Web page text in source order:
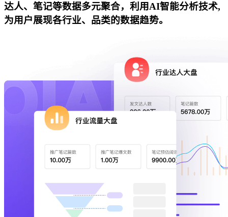
达人、笔记等数据多元聚合，利用AI智能分析技术,
为用户展现各行业、品类的数据趋势。